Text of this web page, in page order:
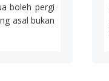
boleh pergi
asal bukan